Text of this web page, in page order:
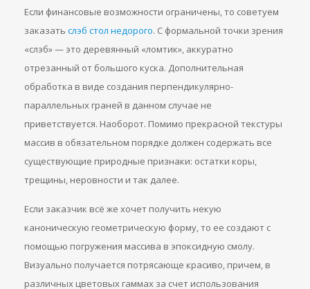
Если финансовые возможности ограничены, то советуем
заказать слэб стол недорого. С формальной точки зрения
«слэб» — это деревянный «ломтик», аккуратно
отрезанный от большого куска. Дополнительная
обработка в виде создания перпендикулярно-
параллельных граней в данном случае не
приветствуется. Наоборот. Помимо прекрасной текстуры
массив в обязательном порядке должен содержать все
существующие природные признаки: остатки коры,
трещины, неровности и так далее.
Если заказчик всё же хочет получить некую
каноническую геометрическую форму, то ее создают с
помощью погружения массива в эпоксидную смолу.
Визуально получается потрясающе красиво, причем, в
различных цветовых гаммах за счет использования